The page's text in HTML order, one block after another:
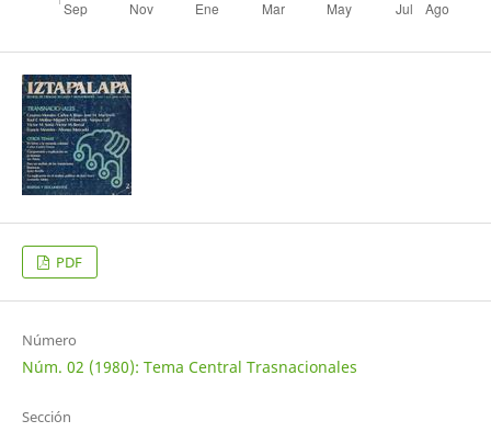
PDF
Número
Núm. 02 (1980): Tema Central Trasnacionales
Sección